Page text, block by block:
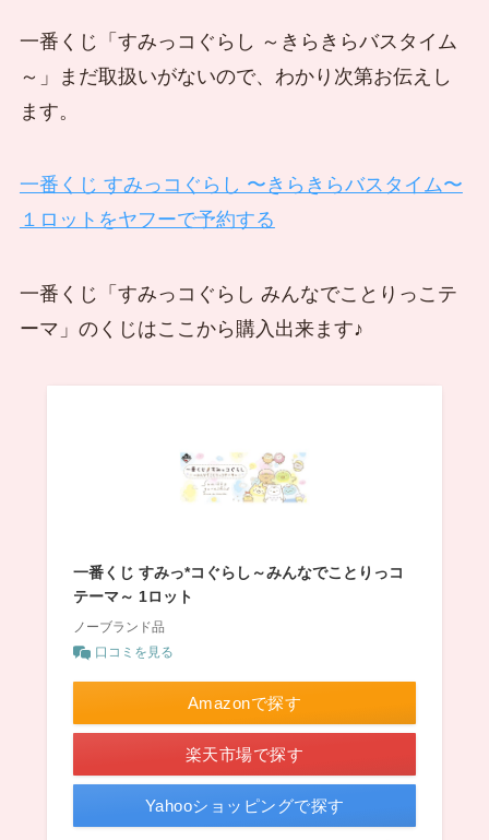
一番くじ「すみっコぐらし ～きらきらバスタイム
～」まだ取扱いがないので、わかり次第お伝えし
ます。
一番くじ すみっコぐらし 〜きらきらバスタイム〜
１ロットをヤフーで予約する
一番くじ「すみっコぐらし みんなでことりっこテ
ーマ」のくじはここから購入出来ます♪
一番くじ すみっ*コぐらし～みんなでことりっコ
テーマ～ 1ロット
ノーブランド品
口コミを見る
Amazonで探す
楽天市場で探す
Yahooショッピングで探す